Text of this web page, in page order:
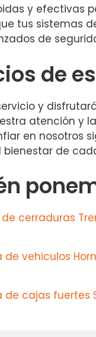
y efectivas
tus sistemas
de
de
y
atención y
en nosotros
bienestar de
cerraduras
de vehiculos
de cajas fuertes